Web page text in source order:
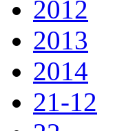
2012
2013
2014
21-12